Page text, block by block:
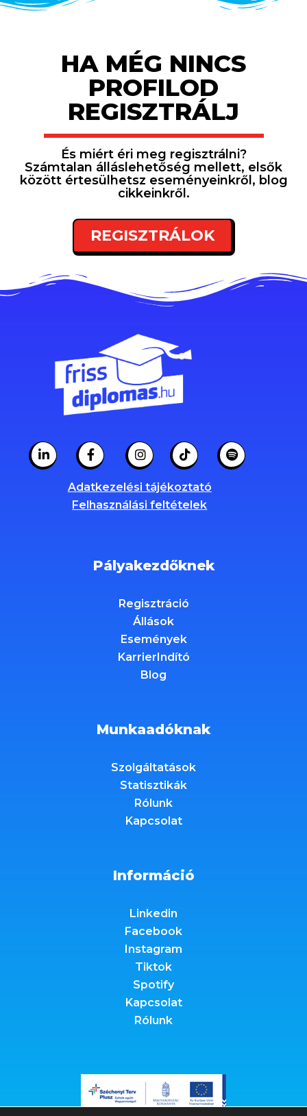
HA MÉG NINCS
PROFILOD
REGISZTRÁLJ
És miért éri meg regisztrálni?
Számtalan álláslehetőség mellett, elsők
között értesülhetsz eseményeinkről, blog
cikkeinkről.
REGISZTRÁLOK
Adatkezelési tájékoztató
Felhasználási feltételek
Pályakezdőknek
Regisztráció
Állások
Események
KarrierIndító
Blog
Munkaadóknak
Szolgáltatások
Statisztikák
Rólunk
Kapcsolat
Információ
Linkedin
Facebook
Instagram
Tiktok
Spotify
Kapcsolat
Rólunk